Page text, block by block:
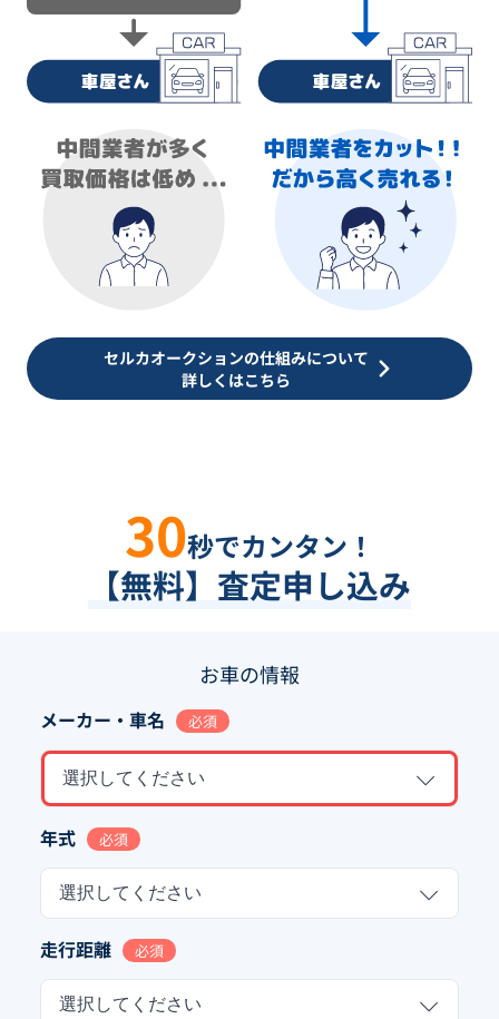
セルカオークションの仕組みについて
詳しくはこちら
30秒でカンタン！
【無料】査定申し込み
お車の情報
メーカー・車名 必須
選択してください
年式 必須
選択してください
走行距離 必須
選択してください